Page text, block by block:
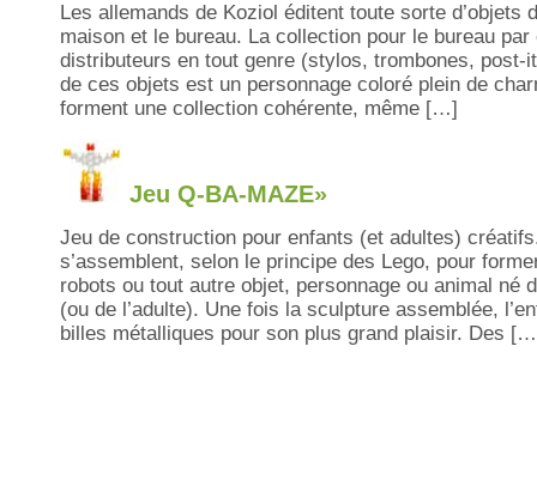
Les allemands de Koziol éditent toute sorte d’objets
maison et le bureau. La collection pour le bureau
distributeurs en tout genre (stylos, trombones,
de ces objets est un personnage coloré plein de
forment une collection cohérente, même […]
Jeu Q-BA-MAZE»
Jeu de construction pour enfants (et adultes)
s’assemblent, selon le principe des Lego, pour
robots ou tout autre objet, personnage ou animal né
(ou de l’adulte). Une fois la sculpture assemblée,
billes métalliques pour son plus grand plaisir. Des